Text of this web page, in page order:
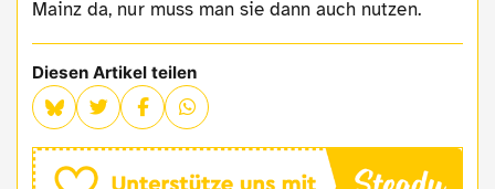
Mainz da, nur muss man sie dann auch nutzen.
Diesen Artikel teilen